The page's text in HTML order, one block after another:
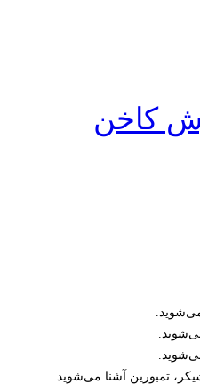
کاخن
تمبورین آشنا می‌شوید.